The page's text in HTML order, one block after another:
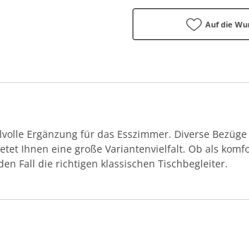
Auf die
Ergänzung für das Esszimmer. Diverse
Ihnen eine große Variantenvielfalt. Ob als
Fall die richtigen klassischen Tischbegleiter.